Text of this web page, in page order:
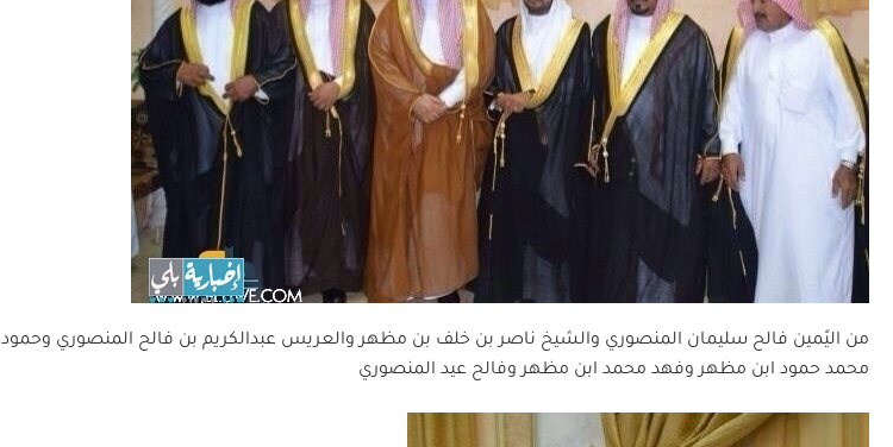
من اليًمين فالح سليمان المنصوري والشيخ ناصر بن خلف بن مظهر والعريس عبدالكريم بن فالح المنصوري وحمود
محمد حمود ابن مظهر وفهد محمد ابن مظهر وفالح عيد المنصوري